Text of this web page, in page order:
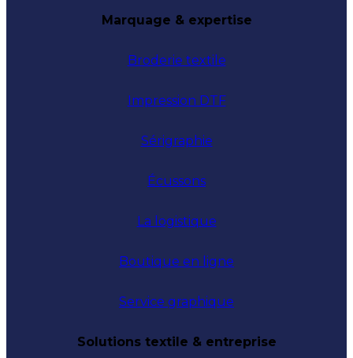
Marquage & expertise
Broderie textile
Impression DTF
Sérigraphie
Écussons
La logistique
Boutique en ligne
Service graphique
Solutions textile & entreprise